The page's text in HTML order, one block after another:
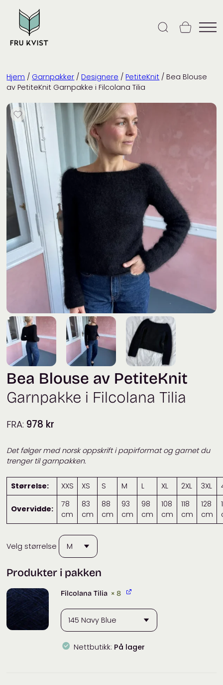
content
Hjem / Garnpakker / Designere / PetiteKnit / Bea Blouse
av PetiteKnit Garnpakke i Filcolana Tilia
Bea Blouse av PetiteKnit
Garnpakke i Filcolana Tilia
FRA: 978 kr
Det følger med norsk oppskrift i papirformat og garnet du
trenger til garnpakken.
Størrelse: XXS XS S M L XL 2XL 3XL
Overvidde:
78
cm
83
cm
88
cm
93
cm
98
cm
108
cm
118
cm
128
cm
Velg størrelse
Produkter i pakken
Filcolana Tilia × 8
Nettbutikk: På lager